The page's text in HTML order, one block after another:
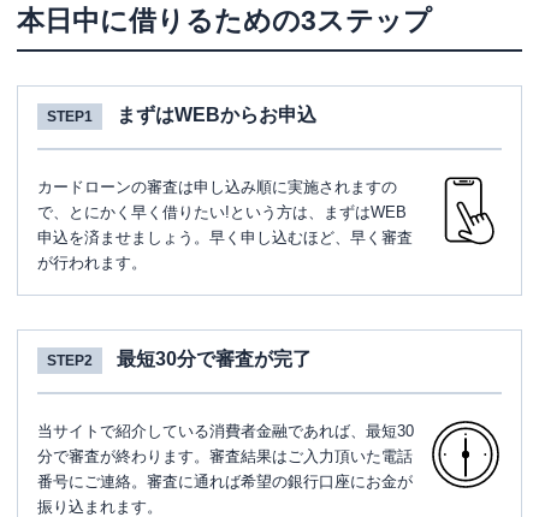
本日中に借りるための3ステップ
STEP1 まずはWEBからお申込
カードローンの審査は申し込み順に実施されますの
で、とにかく早く借りたい!という方は、まずはWEB
申込を済ませましょう。早く申し込むほど、早く審査
が行われます。
STEP2 最短30分で審査が完了
当サイトで紹介している消費者金融であれば、最短30
分で審査が終わります。審査結果はご入力頂いた電話
番号にご連絡。審査に通れば希望の銀行口座にお金が
振り込まれます。